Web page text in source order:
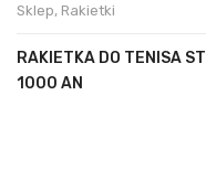
Sklep, Rakietki
RAKIETKA DO TENISA
1000 AN